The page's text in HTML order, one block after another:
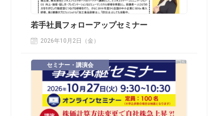
若手社員フォローアップセミナー
2026年10月2日（金）
セミナー・講演会